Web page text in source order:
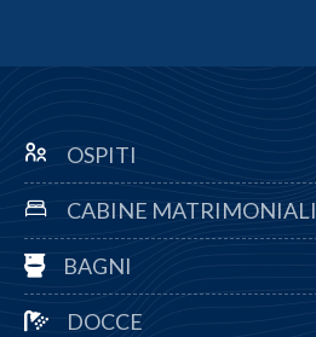
OSPITI
CABINE MATRIMONIALI
BAGNI
DOCCE